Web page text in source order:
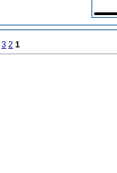
1
2
3